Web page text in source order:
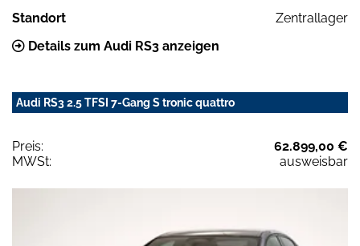
Standort
Zentrallager
Details zum Audi RS3 anzeigen
Audi RS3 2.5 TFSI 7-Gang S tronic quattro
Preis:
62.899,00 €
MWSt:
ausweisbar